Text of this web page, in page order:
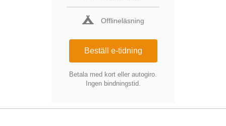
Offlineläsning
Beställ e-tidning
Betala med kort eller autogiro.
Ingen bindningstid.